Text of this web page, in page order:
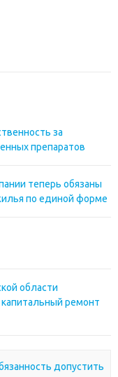
за
препаратов
теперь обязаны
по единой форме
области
ремонт
допустить